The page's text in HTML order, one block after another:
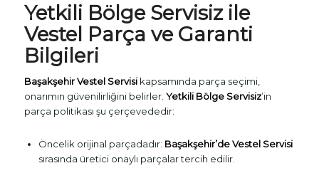
Yetkili Bölge Servisiz ile
Vestel Parça ve Garanti
Bilgileri
Başakşehir Vestel Servisikapsamında parça seçimi,
onarımın güvenilirliğini belirler. Yetkili Bölge Servisiz’in
parça politikası şu çerçevededir:
Öncelik orijinal parçadadır: Başakşehir’de Vestel Servisi
sırasında üretici onaylı parçalar tercih edilir.